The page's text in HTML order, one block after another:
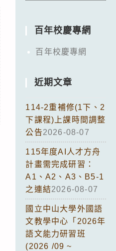
百年校慶專網
百年校慶專網
近期文章
114-2重補修(1下、2
下課程)上課時間調整
公告2026-08-07
115年度AI人才方舟
計畫需完成研習：
A1、A2、A3、B5-1
之連結2026-08-07
國立中山大學外國語
文教學中心「2026年
語文能力研習班
(2026 /09 ~